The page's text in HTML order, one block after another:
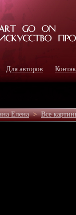
Для авторов
Елена>Все